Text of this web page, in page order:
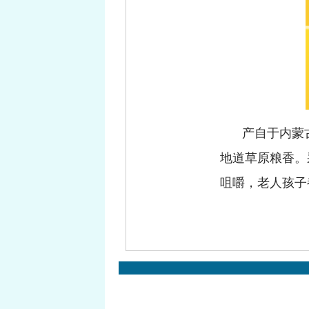
产自于内蒙
地道草原粮香
咀嚼，老人孩